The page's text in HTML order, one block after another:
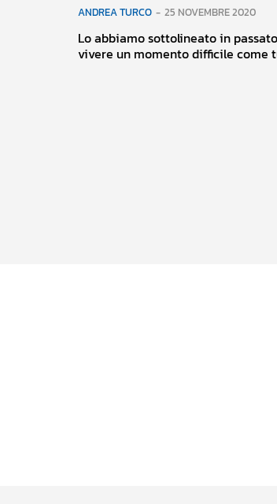
ANDREA TURCO - 25 NOVEMBRE 2020
Lo abbiamo sottolineato in
vivere un momento difficile come